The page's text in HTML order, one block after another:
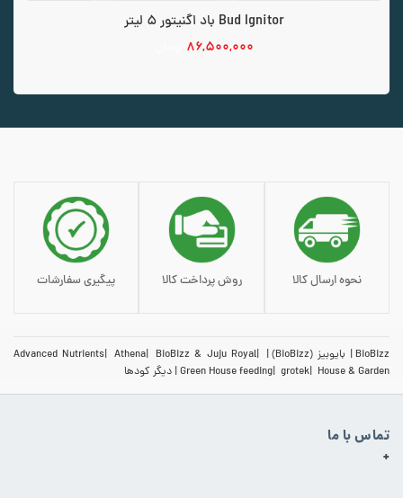
Bud Ignitor باد اگنیتور 5 لیتر
۸۶,۵۰۰,۰۰۰
افزودن به سبد خرید
نحوه ارسال کالا روش پرداخت کالا پیگیری سفارشات
BioBizz بایوبیز (BioBizz) Advanced Nutrients Athena
BioBizz & Juju Royal
Green House feeding grotek House & Garden دیگر کودها
تماس با ما
+